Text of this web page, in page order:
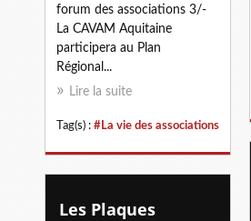
forum des associations 3/-
La CAVAM Aquitaine
participera au Plan
Régional...
Lire la suite
Tag(s) : #La vie des associations
Les Plaques